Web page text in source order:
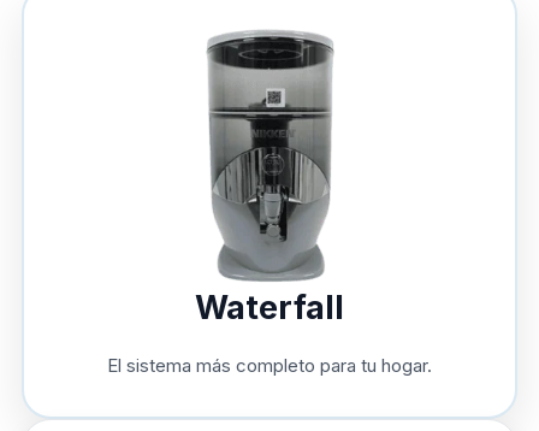
Waterfall
El sistema más completo para tu hogar.